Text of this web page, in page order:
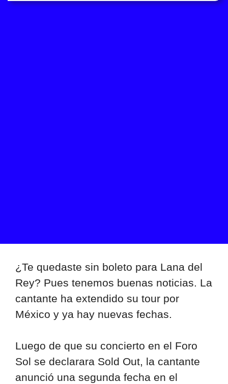
¿Te quedaste sin boleto para Lana del
Rey? Pues tenemos buenas noticias. La
cantante ha extendido su tour por
México y ya hay nuevas fechas.
Luego de que su concierto en el Foro
Sol se declarara Sold Out, la cantante
anunció una segunda fecha en el